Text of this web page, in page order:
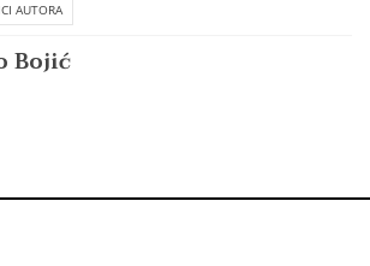
AUTORA
Bojić